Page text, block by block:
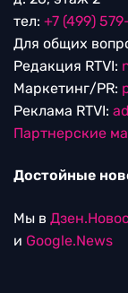
тел: +7 (499)
Для общих
Редакция RTVI:
Маркетинг/PR:
Реклама RTVI:
Партнерские
Достойные
Мы в
и Google.News